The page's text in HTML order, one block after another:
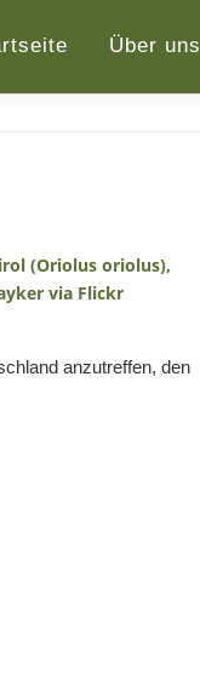
Über uns
anzutreffen, den